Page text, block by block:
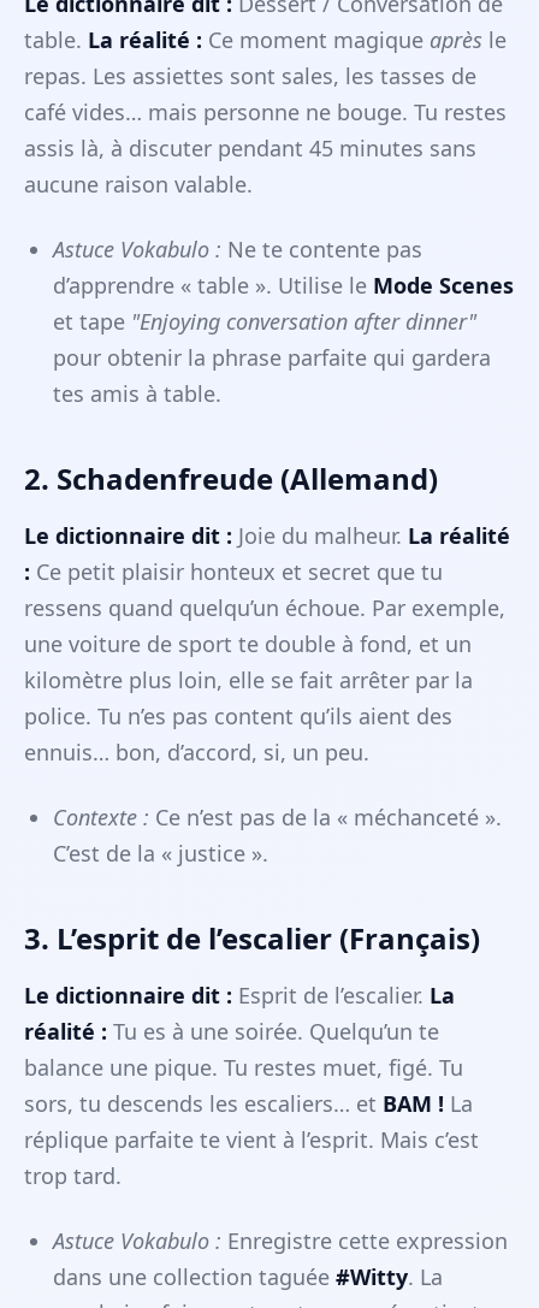
table. La réalité : Ce moment magique après le
repas. Les assiettes sont sales, les tasses de
café vides… mais personne ne bouge. Tu restes
assis là, à discuter pendant 45 minutes sans
aucune raison valable.
Astuce Vokabulo : Ne te contente pas
d’apprendre « table ». Utilise le Mode Scenes
et tape "Enjoying conversation after dinner"
pour obtenir la phrase parfaite qui gardera
tes amis à table.
2. Schadenfreude (Allemand)
Le dictionnaire dit : Joie du malheur. La réalité
: Ce petit plaisir honteux et secret que tu
ressens quand quelqu’un échoue. Par exemple,
une voiture de sport te double à fond, et un
kilomètre plus loin, elle se fait arrêter par la
police. Tu n’es pas content qu’ils aient des
ennuis… bon, d’accord, si, un peu.
Contexte : Ce n’est pas de la « méchanceté ».
C’est de la « justice ».
3. L’esprit de l’escalier (Français)
Le dictionnaire dit : Esprit de l’escalier. La
réalité : Tu es à une soirée. Quelqu’un te
balance une pique. Tu restes muet, figé. Tu
sors, tu descends les escaliers… et BAM ! La
réplique parfaite te vient à l’esprit. Mais c’est
trop tard.
Astuce Vokabulo : Enregistre cette expression
dans une collection taguée #Witty. La